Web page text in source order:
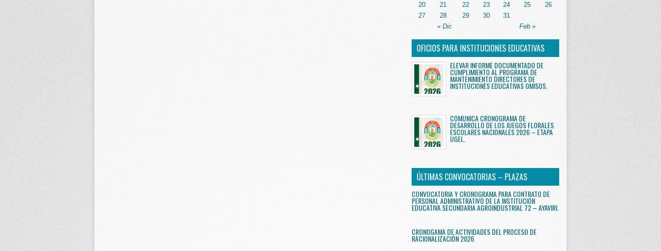
« Dic Feb »
20
21 22 23 24 25
26
27
28 29 30 31
OFICIOS PARA INSTITUCIONES EDUCATIVAS
ELEVAR INFORME DOCUMENTADO DE
CUMPLIMIENTO AL PROGRAMA DE
MANTENIMIENTO DIRECTORES DE
INSTITUCIONES EDUCATIVAS OMISOS.
COMUNICA CRONOGRAMA DE
DESARROLLO DE LOS JUEGOS FLORALES
ESCOLARES NACIONALES 2026 – ETAPA
UGEL.
ÚLTIMAS CONVOCATORIAS – PLAZAS
CONVOCATORIA Y CRONOGRAMA PARA CONTRATO DE
PERSONAL ADMINISTRATIVO DE LA INSTITUCIÓN
EDUCATIVA SECUNDARIA AGROINDUSTRIAL 72 – AYAVIRI.
CRONOGAMA DE ACTIVIDADES DEL PROCESO DE
RACIONALIZACIÓN 2026